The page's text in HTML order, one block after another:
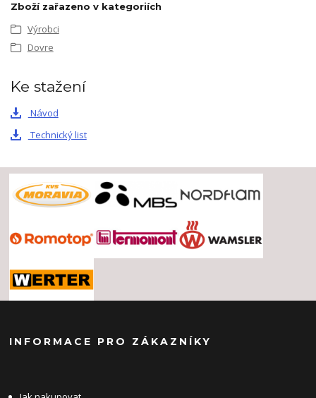
Zboží zařazeno v kategoriích
Výrobci
Dovre
Ke stažení
Návod
Technický list
INFORMACE PRO ZÁKAZNÍKY